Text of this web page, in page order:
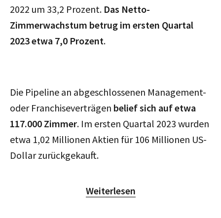
2022 um 33,2 Prozent. Das Netto-
Zimmerwachstum betrug im ersten Quartal
2023 etwa 7,0 Prozent.
Die Pipeline an abgeschlossenen Management-
oder Franchiseverträgen belief sich auf etwa
117.000 Zimmer. Im ersten Quartal 2023 wurden
etwa 1,02 Millionen Aktien für 106 Millionen US-
Dollar zurückgekauft.
Weiterlesen